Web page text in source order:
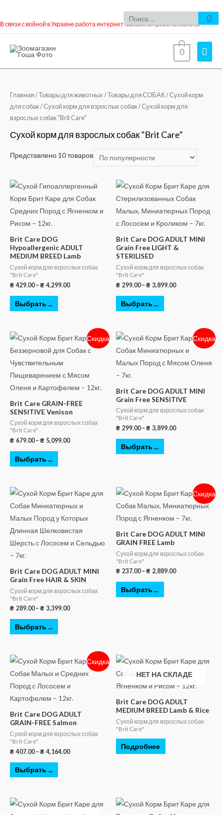
В связи с войной в Украине работа интернет-магазина приостановлена
0
Главная /Товары для животных /Товары для СОБАК /Сухой корм
для собак/Сухой корм для взрослых собак/ Сухой корм для
взрослых собак "Brit Care"
Сухой корм для взрослых собак "Brit Care"
Представлено 10 товаров
Brit Care DOG
Hypoallergenic ADULT
MEDIUM BREED Lamb
Сухой корм для взрослых собак
"Brit Care"
₴ 429.00– ₴ 4,299.00
Выбрать ...
Brit Care DOG ADULT MINI
Grain Free LIGHT &
STERILISED
Сухой корм для взрослых собак
"Brit Care"
₴ 299.00– ₴ 3,899.00
Выбрать ...
Скидка
Brit Care GRAIN-FREE
SENSITIVE Venison
Сухой корм для взрослых собак
"Brit Care"
₴ 679.00– ₴ 5,099.00
Выбрать ...
Скидка
Brit Care DOG ADULT MINI
Grain Free SENSITIVE
Сухой корм для взрослых собак
"Brit Care"
₴ 299.00– ₴ 3,899.00
Выбрать ...
Brit Care DOG ADULT MINI
Grain Free HAIR & SKIN
Сухой корм для взрослых собак
"Brit Care"
₴ 289.00– ₴ 3,399.00
Выбрать ...
Скидка
Brit Care DOG ADULT MINI
GRAIN FREE Lamb
Сухой корм для взрослых собак
"Brit Care"
₴ 237.00– ₴ 2,889.00
Выбрать ...
Скидка
Brit Care DOG ADULT
GRAIN-FREE Salmon
Сухой корм для взрослых собак
"Brit Care"
₴ 407.00– ₴ 4,164.00
Выбрать ...
НЕТ НА СКЛАДЕ
Brit Care DOG ADULT
MEDIUM BREED Lamb & Rice
Сухой корм для взрослых собак
"Brit Care"
Подробнее